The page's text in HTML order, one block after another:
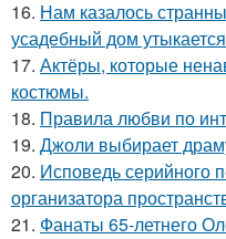
16. Нам казалось
усадебный дом
17. Актёры, которые
костюмы.
18. Правила любви по
19. Джоли выбирает
20. Исповедь серийного
организатора
21. Фанаты 65-летнего